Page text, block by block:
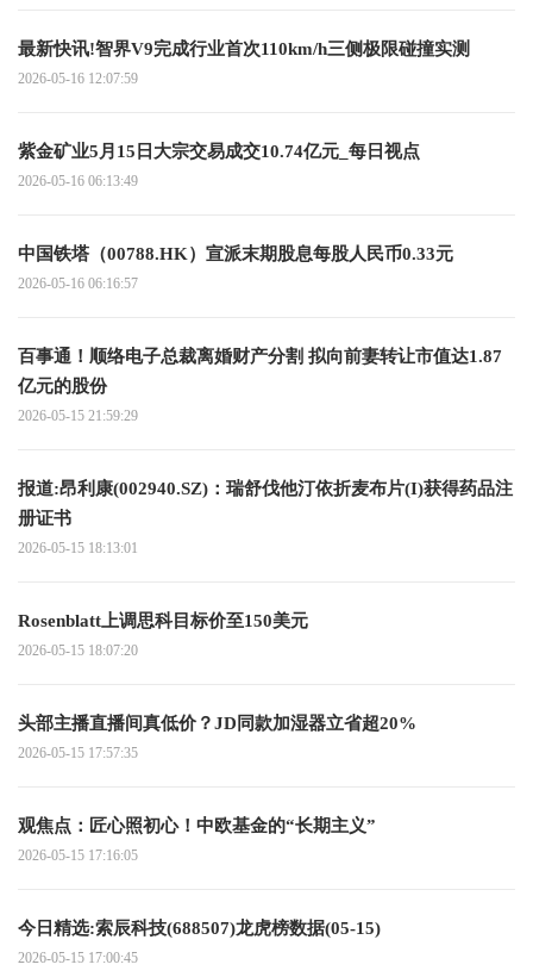
最新快讯!智界V9完成行业首次110km/h三侧极限碰撞实测
2026-05-16 12:07:59
紫金矿业5月15日大宗交易成交10.74亿元_每日视点
2026-05-16 06:13:49
中国铁塔（00788.HK）宣派末期股息每股人民币0.33元
2026-05-16 06:16:57
百事通！顺络电子总裁离婚财产分割 拟向前妻转让市值达1.87
亿元的股份
2026-05-15 21:59:29
报道:昂利康(002940.SZ)：瑞舒伐他汀依折麦布片(I)获得药品注
册证书
2026-05-15 18:13:01
Rosenblatt上调思科目标价至150美元
2026-05-15 18:07:20
头部主播直播间真低价？JD同款加湿器立省超20%
2026-05-15 17:57:35
观焦点：匠心照初心！中欧基金的“长期主义”
2026-05-15 17:16:05
今日精选:索辰科技(688507)龙虎榜数据(05-15)
2026-05-15 17:00:45